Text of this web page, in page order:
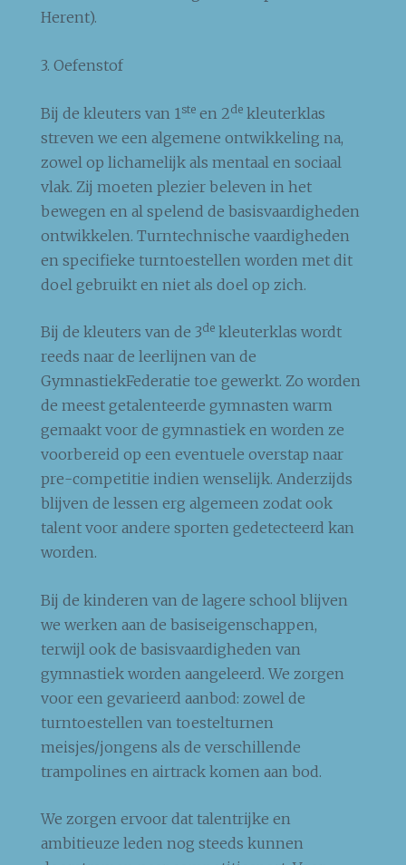
Herent).
3. Oefenstof
Bij de kleuters van 1 ste en 2de kleuterklas
streven we een algemene ontwikkeling na,
zowel op lichamelijk als mentaal en sociaal
vlak. Zij moeten plezier beleven in het
bewegen en al spelend de basisvaardigheden
ontwikkelen. Turntechnische vaardigheden
en specifieke turntoestellen worden met dit
doel gebruikt en niet als doel op zich.
Bij de kleuters van de 3de kleuterklas wordt
reeds naar de leerlijnen van de
GymnastiekFederatie toe gewerkt. Zo worden
de meest getalenteerde gymnasten warm
gemaakt voor de gymnastiek en worden ze
voorbereid op een eventuele overstap naar
pre-competitie indien wenselijk. Anderzijds
blijven de lessen erg algemeen zodat ook
talent voor andere sporten gedetecteerd kan
worden.
Bij de kinderen van de lagere school blijven
we werken aan de basiseigenschappen,
terwijl ook de basisvaardigheden van
gymnastiek worden aangeleerd. We zorgen
voor een gevarieerd aanbod: zowel de
turntoestellen van toestelturnen
meisjes/jongens als de verschillende
trampolines en airtrack komen aan bod.
We zorgen ervoor dat talentrijke en
ambitieuze leden nog steeds kunnen